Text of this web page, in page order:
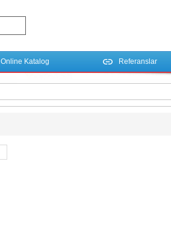
Online Katalog Referanslar